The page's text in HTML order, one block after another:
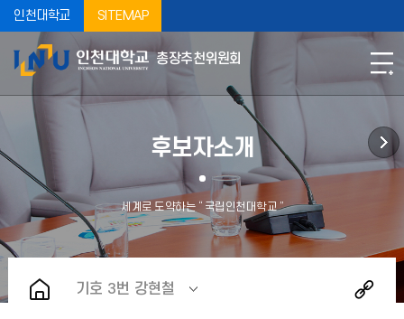
인천대학교 SITEMAP
총장추천위원회
후보자소개
기호 3번 강현철